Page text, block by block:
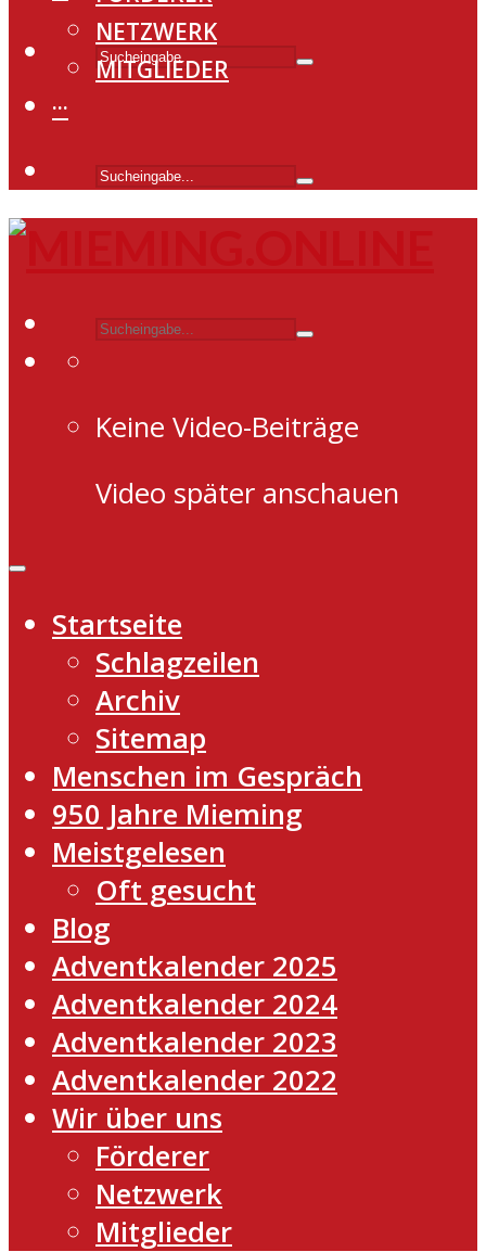
NETZWERK
MITGLIEDER
···
Keine Video-Beiträge
Video später anschauen
Startseite
Schlagzeilen
Archiv
Sitemap
Menschen im Gespräch
950 Jahre Mieming
Meistgelesen
Oft gesucht
Blog
Adventkalender 2025
Adventkalender 2024
Adventkalender 2023
Adventkalender 2022
Wir über uns
Förderer
Netzwerk
Mitglieder